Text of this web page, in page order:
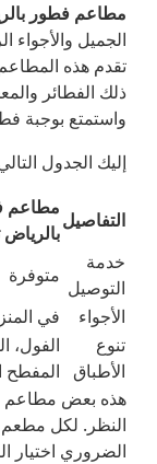
مطاعم فطور
الجميل والأجواء
تقدم هذه
ذلك الفطائر
واستمتع بوجبة
إليك الجدول
التفاصيل
مطاعم
خدمة
التوصيل
متوفرة
الأجواء
في
تنوع
الأطباق
الفول،
المفطح
هذه بعض مطاعم
النظر. لكل مطعم
الضروري اختيار